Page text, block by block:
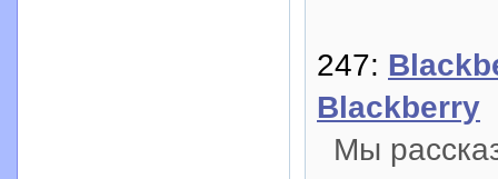
247:
Blackberry
Мы